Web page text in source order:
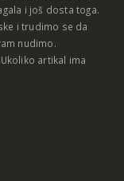
i još dosta toga.
i trudimo se da
nudimo.
artikal ima